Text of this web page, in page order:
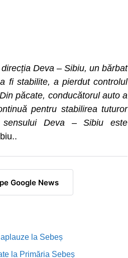
Deva – Sibiu, un bărbat
fi stabilite, a pierdut controlul
păcate, conducătorul auto a
pentru stabilirea tuturor
sensului Deva – Sibiu este
Google News
la Sebeș
la Primăria Sebeș